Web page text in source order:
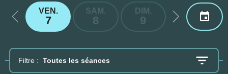
VEN.
7
SAM.
8
DIM.
9
LUN.
10
Filtre : Toutes les séances